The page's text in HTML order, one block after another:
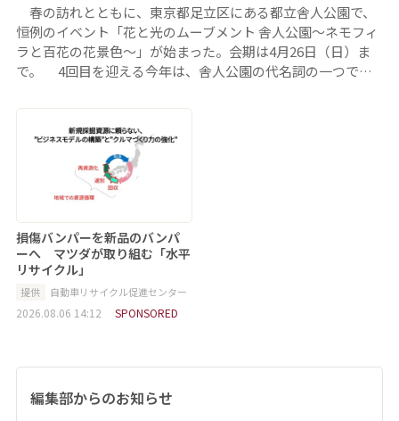
春の訪れとともに、東京都足立区にある都立舎人公園で、
恒例のイベント「花と光のムーブメント 舎人公園～ネモフィ
ラと百花の花景色～」が始まった。会期は4月26日（日）ま
で。 4回目を迎える今年は、舎人公園の代名詞の一つで…
損傷バンパーを新品のバンパ
ーへ マツダが取り組む「水平
リサイクル」
提供 自動車リサイクル促進センター
2026.08.06 14:12 SPONSORED
編集部からのお知らせ